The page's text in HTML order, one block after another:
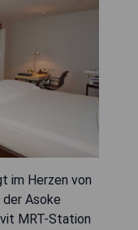
im Herzen von
der Asoke
MRT-Station